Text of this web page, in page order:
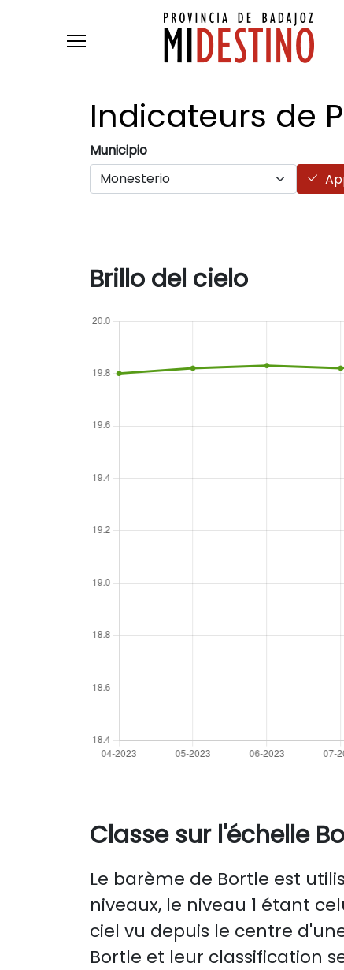
Indicateurs de
Municipio
Brillo del cielo
Classe sur l'échelle
Le barème de Bortle est
niveaux, le niveau 1 étant
ciel vu depuis le centre
Bortle et leur classification